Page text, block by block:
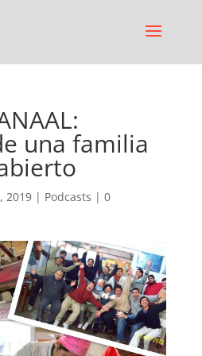
una familia
2019| Podcasts | 0